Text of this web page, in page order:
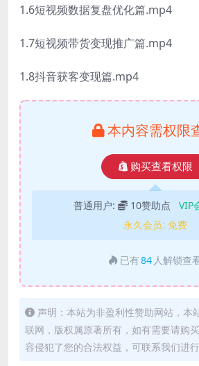
1.6短视频数据复盘优化篇.mp4
1.7短视频带货变现推广篇.mp4
1.8抖音获客变现篇.mp4
本内容需权限
购买查看权限
普通用户: 10赞助点 VIP
永久会员: 免费
已有84 人解锁查
声明：本站为非盈利性赞助网站，本
联网，版权属原著所有，如有需要请购
容侵犯了您的合法权益，可联系我们进行